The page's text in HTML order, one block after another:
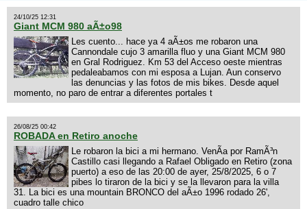
24/10/25 12:31
Giant MCM 980 aÃ±o98
Les cuento... hace ya 4 aÃ±os me robaron una
Cannondale cujo 3 amarilla fluo y una Giant MCM 980
en Gral Rodriguez. Km 53 del Acceso oeste mientras
pedaleabamos con mi esposa a Lujan. Aun conservo
las denuncias y las fotos de mis bikes. Desde aquel
momento, no paro de entrar a diferentes portales t
26/08/25 00:42
ROBADA en Retiro anoche
Le robaron la bici a mi hermano. VenÃ­a por RamÃ³n
Castillo casi llegando a Rafael Obligado en Retiro (zona
puerto) a eso de las 20:00 de ayer, 25/8/2025, 6 o 7
pibes lo tiraron de la bici y se la llevaron para la villa
31. La bici es una mountain BRONCO del aÃ±o 1996 rodado 26',
cuadro talle chico